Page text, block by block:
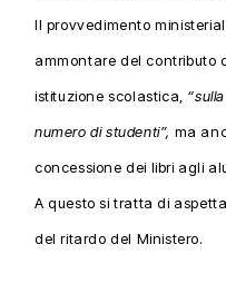
Il provvedimento
ammontare del contributo
istituzione scolastica,
numero di studenti”, ma
concessione dei libri agli
A questo si tratta di
del ritardo del Ministero.